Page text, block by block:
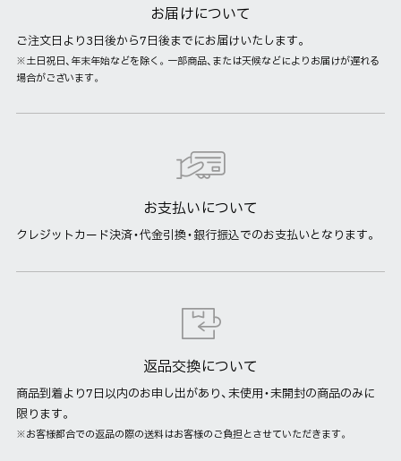
お届けについて
ご注文日より3日後から7日後までにお届けいたします。
※土日祝日、年末年始などを除く。一部商品、または天候などによりお届けが遅れる
場合がございます。
お支払いについて
クレジットカード決済・代金引換・銀行振込でのお支払いとなります。
返品交換について
商品到着より7日以内のお申し出があり、未使用・未開封の商品のみに
限ります。
※お客様都合での返品の際の送料はお客様のご負担とさせていただきます。